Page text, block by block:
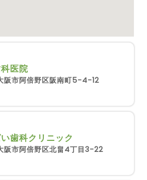
医院
阪市阿倍野区阪南町5-4-12
歯科クリニック
阪市阿倍野区北畠4丁目3-22